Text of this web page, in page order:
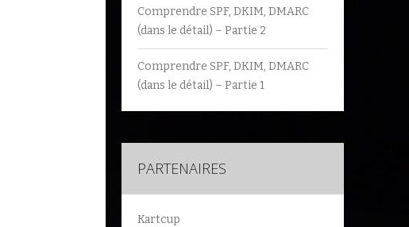
Comprendre SPF, DKIM, DMARC
(dans le détail) – Partie 2
Comprendre SPF, DKIM, DMARC
(dans le détail) – Partie 1
PARTENAIRES
Kartcup